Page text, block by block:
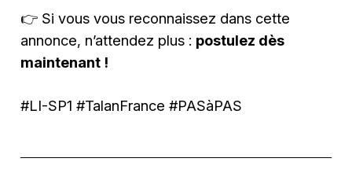
👉 Si vous vous reconnaissez dans cette
annonce, n’attendez plus : postulez dès
maintenant !
#LI-SP1 #TalanFrance #PASàPAS